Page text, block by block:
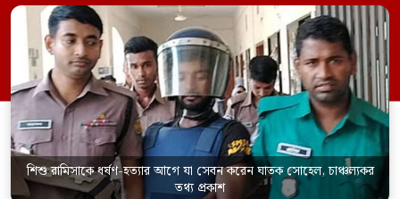
সেবন করেছিলেন বলে জবানবন্দিতে
জানিয়েছেন আসামি। রোববার (২৪ মে) সকালে
মামলার তদন্ত কর্মকর্তা পল্লবী থানার উপ-
পরিদর্শক অহিদুজ্জামান এ তথ্য নিছিত করেন।
তিনি বলেন, […]
শিশু রামিসাকে ধর্ষণ-হত্যার আগে যা সেবন করেন ঘাতক সোহেল, চাঞ্চল্যকর
তথ্য প্রকাশ